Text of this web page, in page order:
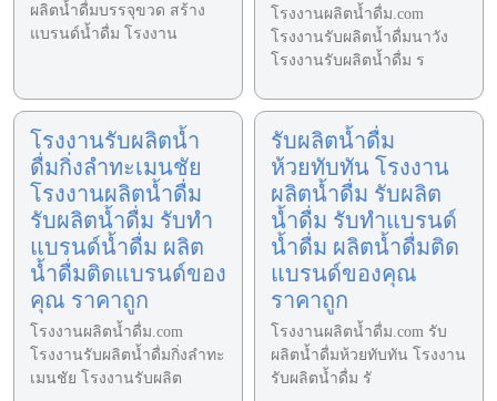
ผลิตน้ำดื่มบรรจุขวด สร้าง
แบรนด์น้ำดื่ม โรงงาน
โรงงานผลิตน้ำดื่ม.com
โรงงานรับผลิตน้ำดื่มนาวัง
โรงงานรับผลิตน้ำดื่ม ร
โรงงานรับผลิตน้ำ
ดื่มกิ่งลำทะเมนชัย
โรงงานผลิตน้ำดื่ม
รับผลิตน้ำดื่ม รับทำ
แบรนด์น้ำดื่ม ผลิต
น้ำดื่มติดแบรนด์ของ
คุณ ราคาถูก
โรงงานผลิตน้ำดื่ม.com
โรงงานรับผลิตน้ำดื่มกิ่งลำทะ
เมนชัย โรงงานรับผลิต
รับผลิตน้ำดื่ม
ห้วยทับทัน โรงงาน
ผลิตน้ำดื่ม รับผลิต
น้ำดื่ม รับทำแบรนด์
น้ำดื่ม ผลิตน้ำดื่มติด
แบรนด์ของคุณ
ราคาถูก
โรงงานผลิตน้ำดื่ม.com รับ
ผลิตน้ำดื่มห้วยทับทัน โรงงาน
รับผลิตน้ำดื่ม รั